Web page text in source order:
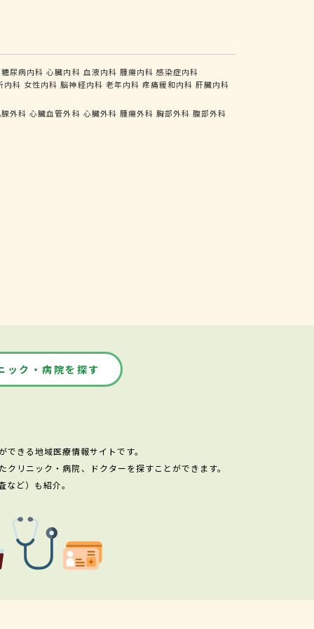
糖尿病内科 心臓内科 血液内科 腫瘍内科 感染症内科
内科 女性内科 脳神経内科 老年内科 疼痛緩和内科 肝臓内科
外科 心臓血管外科 心臓外科 腫瘍外科 胸部外科 腹部外科
ック・病院を探す
きる地域医療情報サイトです。
リニック・病院、ドクターを探すことができます。
ど）も紹介。